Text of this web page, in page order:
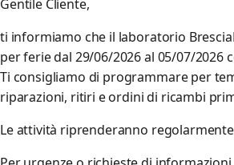
Gentile Cliente,
ti informiamo che il laboratorio
per ferie dal 29/06/2026 al 05/07/2026
Ti consigliamo di programmare per
riparazioni, ritiri e ordini di ricambi
Le attività riprenderanno